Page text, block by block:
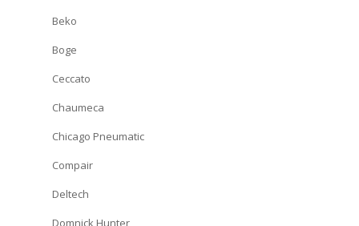
Beko
Boge
Ceccato
Chaumeca
Chicago Pneumatic
Compair
Deltech
Domnick Hunter